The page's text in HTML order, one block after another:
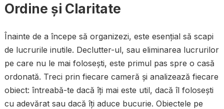
Ordine și Claritate
Înainte de a începe să organizezi, este esențial să scapi
de lucrurile inutile. Declutter-ul, sau eliminarea lucrurilor
pe care nu le mai folosești, este primul pas spre o casă
ordonată. Treci prin fiecare cameră și analizează fiecare
obiect: întreabă-te dacă îți mai este util, dacă îl folosești
cu adevărat sau dacă îți aduce bucurie. Obiectele pe